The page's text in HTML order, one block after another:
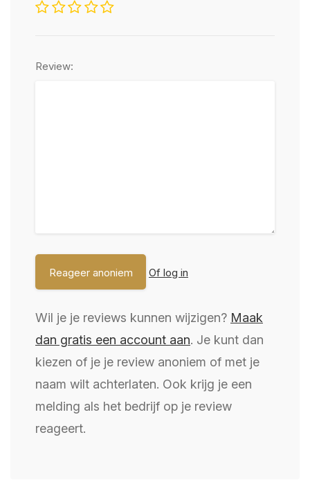
Review:
Of log in
Wil je je reviews kunnen wijzigen? Maak
dan gratis een account aan. Je kunt dan
kiezen of je je review anoniem of met je
naam wilt achterlaten. Ook krijg je een
melding als het bedrijf op je review
reageert.